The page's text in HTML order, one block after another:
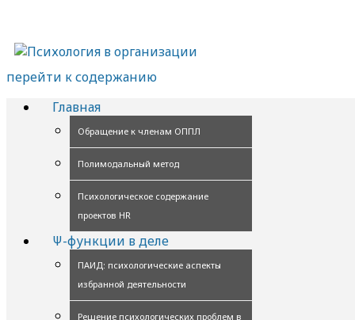
перейти к содержанию
Главная
Обращение к членам ОППЛ
Полимодальный метод
Психологическое содержание
проектов HR
Ψ-функции в деле
ПАИД: психологические аспекты
избранной деятельности
Решение психологических проблем в